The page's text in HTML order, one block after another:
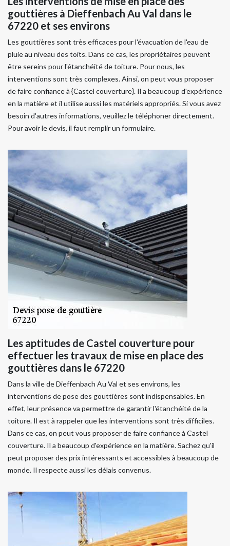
gouttières à Dieffenbach Au Val dans le
67220 et ses environs
Les gouttières sont très efficaces pour l'évacuation de l'eau de
pluie au niveau des toits. Dans ce cas, les propriétaires peuvent
être sereins pour l'étanchéité de toiture. Pour nous, les
interventions sont très complexes. Ainsi, on peut vous proposer
de faire confiance à {Castel couverture}. Il a beaucoup d'expérience
en la matière et il utilise aussi les matériels appropriés. Si vous avez
besoin d'autres informations, veuillez le téléphoner directement.
Pour avoir le devis, il faut remplir un formulaire.
Les aptitudes de Castel couverture pour
effectuer les travaux de mise en place des
gouttières dans le 67220
Dans la ville de Dieffenbach Au Val et ses environs, les
interventions de pose des gouttières sont indispensables. En
effet, leur présence va permettre de garantir l'étanchéité de la
toiture. Il est à rappeler que les interventions sont très difficiles.
Dans ce cas, on peut vous proposer de faire confiance à Castel
couverture. Il a beaucoup d'expérience en la matière. Sachez qu'il
peut proposer des prix intéressants et accessibles à beaucoup de
monde. Il respecte aussi les délais convenus.